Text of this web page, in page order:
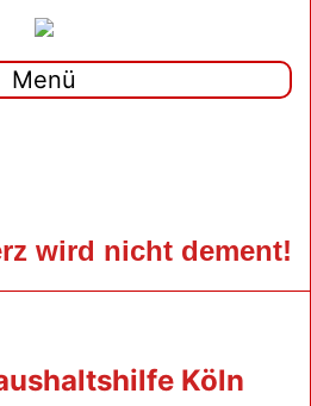
Menü
wird nicht dement!
Köln